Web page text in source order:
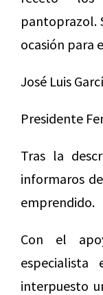
pantoprazol.
ocasión para
José Luis
Presidente
Tras la
informaros
emprendido.
Con el
interpuesto